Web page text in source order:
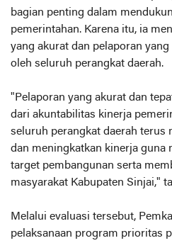
bagian penting dalam
pemerintahan. Karena itu, ia
yang akurat dan pelaporan
oleh seluruh perangkat daerah.
"Pelaporan yang akurat dan
dari akuntabilitas kinerja
seluruh perangkat daerah terus
dan meningkatkan kinerja guna
target pembangunan serta
masyarakat Kabupaten Sinjai,"
Melalui evaluasi tersebut,
pelaksanaan program prioritas